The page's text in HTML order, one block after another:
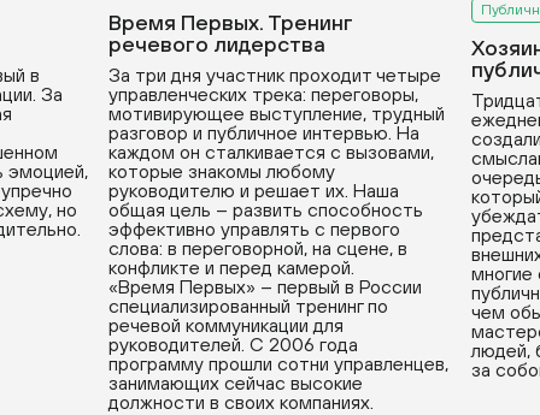
в
За
эмоцией,
но
Время Первых. Тренинг
речевого лидерства
За три дня участник проходит четыре
управленческих трека: переговоры,
мотивирующее выступление, трудный
разговор и публичное интервью. На
каждом он сталкивается с вызовами,
которые знакомы любому
руководителю и решает их. Наша
общая цель – развить способность
эффективно управлять с первого
слова: в переговорной, на сцене, в
конфликте и перед камерой.
«Время Первых» – первый в России
специализированный тренинг по
речевой коммуникации для
руководителей. С 2006 года
программу прошли сотни управленцев,
занимающих сейчас высокие
должности в своих компаниях.
многие
чем
людей,
за